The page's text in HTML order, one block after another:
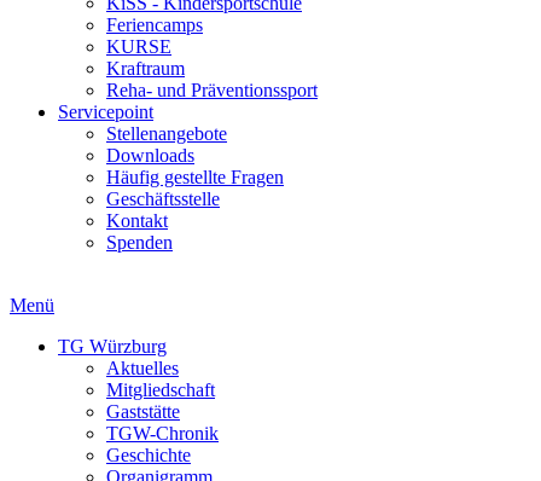
Feriencamps
KURSE
Kraftraum
Reha- und Präventionssport
Servicepoint
Stellenangebote
Downloads
Häufig gestellte Fragen
Geschäftsstelle
Kontakt
Spenden
Menü
TG Würzburg
Aktuelles
Mitgliedschaft
Gaststätte
TGW-Chronik
Geschichte
Organigramm